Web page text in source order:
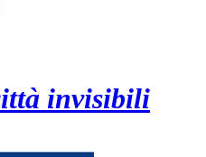
invisibili